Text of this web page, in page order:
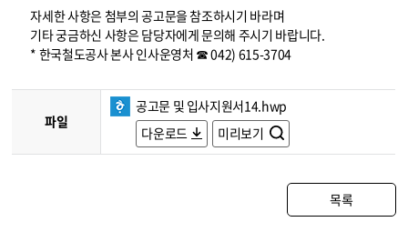
자세한 사항은 첨부의 공고문을 참조하시기 바라며
기타 궁금하신 사항은 담당자에게 문의해 주시기 바랍니다.
* 한국철도공사 본사 인사운영처 ☎ 042) 615-3704
파일
공고문 및 입사지원서14.hwp
다운로드
미리보기
목록